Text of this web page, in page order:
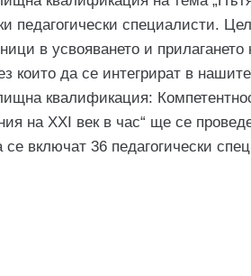
педагогически специалисти.
в усвояването и
които да се интегрират в
квалификация:
на ХХI век в час“ ще се
се включат 36 педагогически